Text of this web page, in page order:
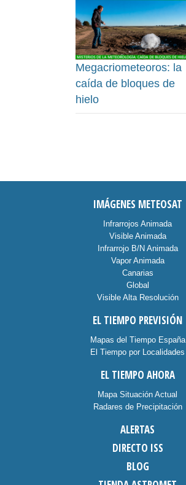
Megacriometeoros: la
caída de bloques de
hielo
IMÁGENES METEOSAT
Infrarrojos Animada
Visible Animada
Infrarrojo B/N Animada
Vapor Animada
Canarias
Global
Visible Alta Resolución
EL TIEMPO PREVISIÓN
Mapas del Tiempo España
El Tiempo por Localidades
EL TIEMPO AHORA
Mapa Situación Actual
Radares de Precipitación
ALERTAS
DIRECTO ISS
BLOG